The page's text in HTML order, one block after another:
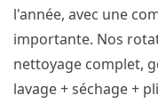
l'année, avec une
importante. Nos
nettoyage complet,
lavage + séchage +